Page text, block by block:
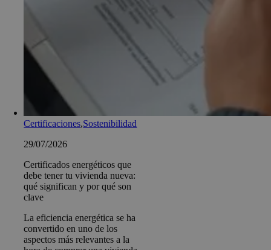
Certificaciones,Sostenibilidad
29/07/2026
Certificados energéticos que
debe tener tu vivienda nueva:
qué significan y por qué son
clave
La eficiencia energética se ha
convertido en uno de los
aspectos más relevantes a la